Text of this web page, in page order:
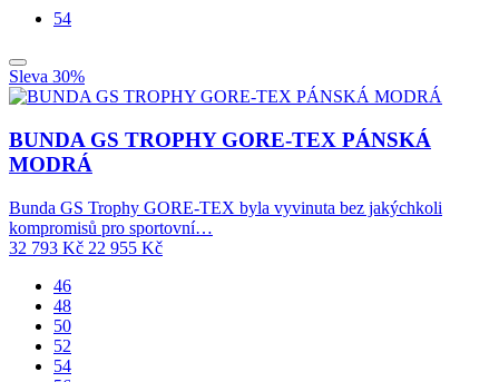
54
Sleva 30%
BUNDA GS TROPHY GORE-TEX PÁNSKÁ
MODRÁ
Bunda GS Trophy GORE-TEX byla vyvinuta bez jakýchkoli
kompromisů pro sportovní…
32 793 Kč 22 955 Kč
46
48
50
52
54